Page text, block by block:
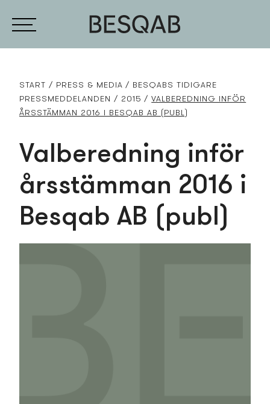
START PRESS­ & MEDIA
BESQABS TIDIGARE
PRESS­MEDDELANDEN
2015
VALBEREDNING INFÖR
ÅRSSTÄMMAN 2016 I BESQAB AB (PUBL)
Valberedning inför
årsstämman 2016 i
Besqab AB (publ)